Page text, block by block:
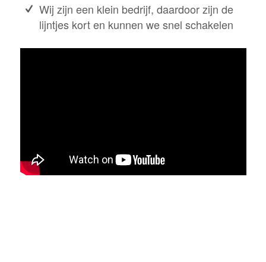
Wij zijn een klein bedrijf, daardoor zijn de
lijntjes kort en kunnen we snel schakelen